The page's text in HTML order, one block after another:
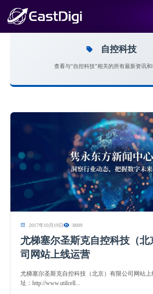
自控科技
查看与“自控科技”相关的所有最新资讯和
2017年10月19日 8009
尤梯塞尔圣斯克自控科技（北
司网站上线运营
尤梯塞尔圣斯克自控科技（北京）有限公司网站上
址：http://www.utilcell...